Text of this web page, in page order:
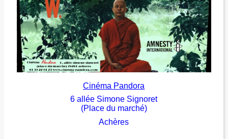
Cinéma Pandora
6 allée Simone Signoret
(Place du marché)
Achères